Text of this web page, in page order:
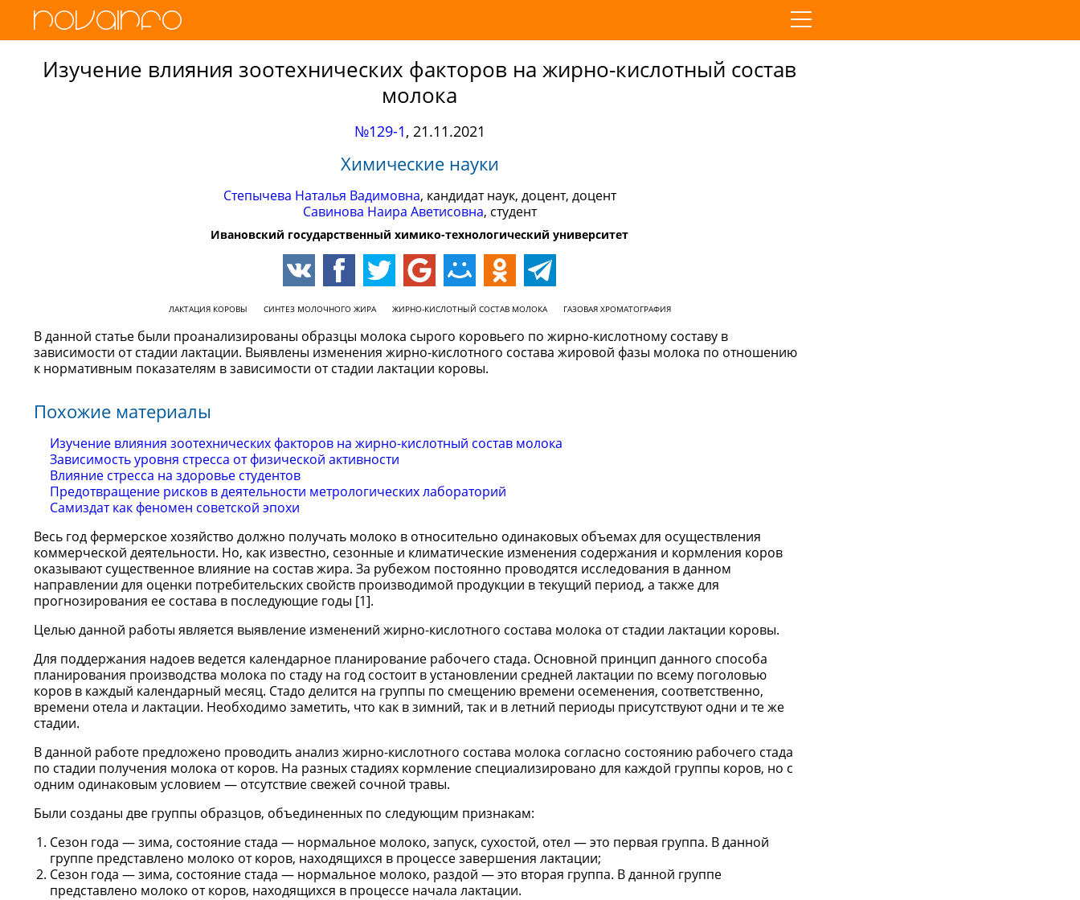
Изучение влияния зоотехнических факторов на жирно-кислотный состав
молока
№129-1, 21.11.2021
Химические науки
Степычева Наталья Вадимовна, кандидат наук, доцент, доцент
Савинова Наира Аветисовна, студент
Ивановский государственный химико-технологический университет
ЛАКТАЦИЯ КОРОВЫ СИНТЕЗ МОЛОЧНОГО ЖИРА ЖИРНО-КИСЛОТНЫЙ СОСТАВ МОЛОКА ГАЗОВАЯ ХРОМАТОГРАФИЯ
В данной статье были проанализированы образцы молока сырого коровьего по жирно-кислотному составу в
зависимости от стадии лактации. Выявлены изменения жирно-кислотного состава жировой фазы молока по отношению
к нормативным показателям в зависимости от стадии лактации коровы.
Похожие материалы
Изучение влияния зоотехнических факторов на жирно-кислотный состав молока
Зависимость уровня стресса от физической активности
Влияние стресса на здоровье студентов
Предотвращение рисков в деятельности метрологических лабораторий
Самиздат как феномен советской эпохи
Весь год фермерское хозяйство должно получать молоко в относительно одинаковых объемах для осуществления
коммерческой деятельности. Но, как известно, сезонные и климатические изменения содержания и кормления коров
оказывают существенное влияние на состав жира. За рубежом постоянно проводятся исследования в данном
направлении для оценки потребительских свойств производимой продукции в текущий период, а также для
прогнозирования ее состава в последующие годы [1].
Целью данной работы является выявление изменений жирно-кислотного состава молока от стадии лактации коровы.
Для поддержания надоев ведется календарное планирование рабочего стада. Основной принцип данного способа
планирования производства молока по стаду на год состоит в установлении средней лактации по всему поголовью
коров в каждый календарный месяц. Стадо делится на группы по смещению времени осеменения, соответственно,
времени отела и лактации. Необходимо заметить, что как в зимний, так и в летний периоды присутствуют одни и те же
стадии.
В данной работе предложено проводить анализ жирно-кислотного состава молока согласно состоянию рабочего стада
по стадии получения молока от коров. На разных стадиях кормление специализировано для каждой группы коров, но с
одним одинаковым условием — отсутствие свежей сочной травы.
Были созданы две группы образцов, объединенных по следующим признакам:
Сезон года — зима, состояние стада — нормальное молоко, запуск, сухостой, отел — это первая группа. В данной
группе представлено молоко от коров, находящихся в процессе завершения лактации;
Сезон года — зима, состояние стада — нормальное молоко, раздой — это вторая группа. В данной группе
представлено молоко от коров, находящихся в процессе начала лактации.